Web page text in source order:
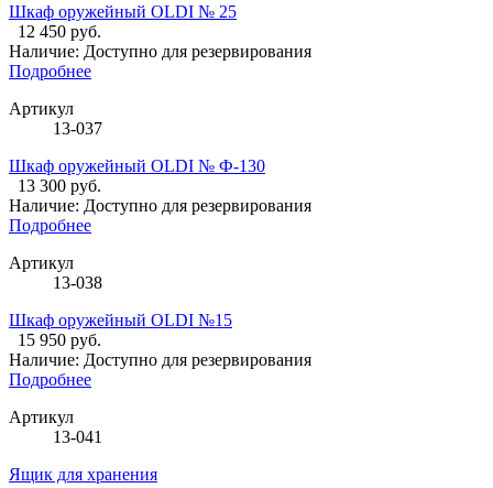
Шкаф оружейный OLDI № 25
12 450 руб.
Наличие: Доступно для резервирования
Подробнее
Артикул
13-037
Шкаф оружейный OLDI № Ф-130
13 300 руб.
Наличие: Доступно для резервирования
Подробнее
Артикул
13-038
Шкаф оружейный OLDI №15
15 950 руб.
Наличие: Доступно для резервирования
Подробнее
Артикул
13-041
Ящик для хранения